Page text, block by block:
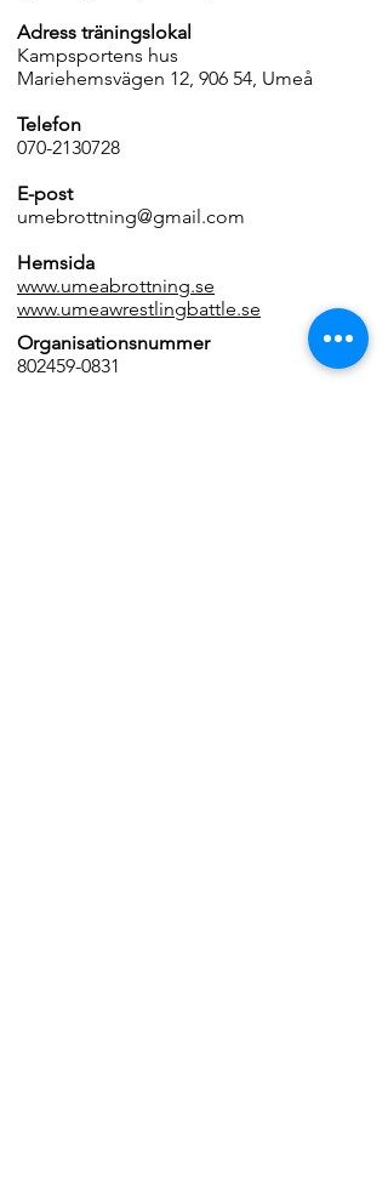
Adress träningslokal
Kampsportens hus
Mariehemsvägen 12, 906 54, Umeå
Telefon
070-2130728
E-post
umebrottning@gmail.com
Hemsida
www.umeabrottning.se
www.umeawrestlingbattle.se
Organisationsnummer
802459-0831